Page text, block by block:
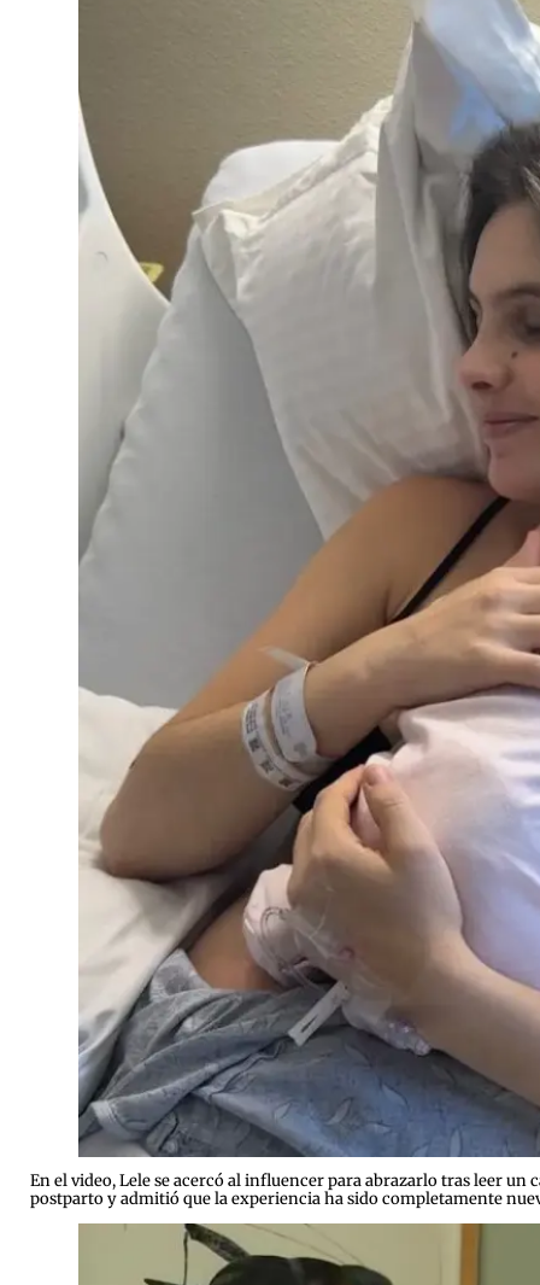
En el video, Lele se acercó al influencer para abrazarlo tras leer
postparto y admitió que la experiencia ha sido completamente